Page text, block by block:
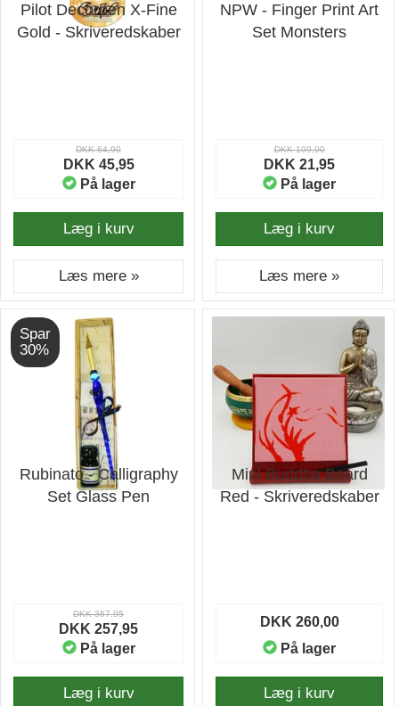
Pilot Decorpen X-Fine
Gold - Skriveredskaber
DKK 64,90
DKK 45,95
På lager
Læg i kurv
Læs mere »
NPW - Finger Print Art
Set Monsters
DKK 109,00
DKK 21,95
På lager
Læg i kurv
Læs mere »
Spar
30%
Rubinato - Calligraphy
Set Glass Pen
DKK 367,95
DKK 257,95
På lager
Læg i kurv
Mini Buddha Board
Red - Skriveredskaber
DKK 260,00
På lager
Læg i kurv